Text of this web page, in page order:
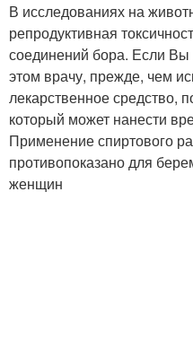
В исследованиях на
репродуктивная
соединений бора. Если
этом врачу, прежде, чем
лекарственное средство,
который может нанести
Применение спиртового
противопоказано для
женщин